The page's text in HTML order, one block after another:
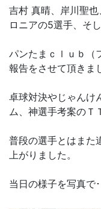
吉村 真晴、岸川聖
ロニアの5選手、そ
パンたまｃｌｕｂ（
報告をさせて頂きま
卓球対決やじゃんけ
ム、神選手考案のＴ
普段の選手とはまた
上がりました。
当日の様子を写真で･